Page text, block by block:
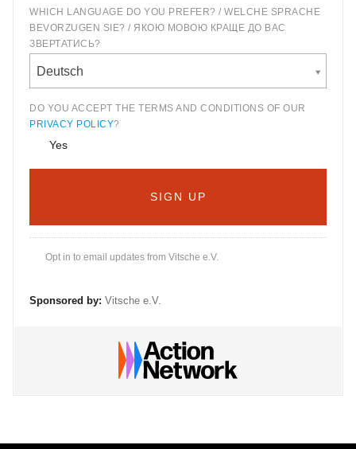
WHICH LANGUAGE DO YOU PREFER? / WELCHE SPRACHE
BEVORZUGEN SIE? / ЯКОЮ МОВОЮ КРАЩЕ ДО ВАС
ЗВЕРТАТИСЬ?
Deutsch
DO YOU ACCEPT THE TERMS AND CONDITIONS OF OUR
PRIVACY POLICY?
Yes
Opt in to email updates from Vitsche e.V.
Sponsored by: Vitsche e.V.